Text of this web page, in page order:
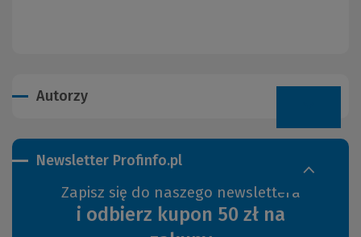
Autorzy
Newsletter Profinfo.pl
Zapisz się do naszego newslettera
i odbierz kupon 50 zł na